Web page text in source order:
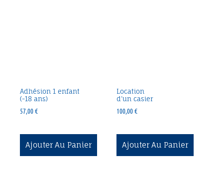
Adhésion 1 enfant
(-18 ans)
57,00€
Ajouter Au Panier
Location
d’un casier
100,00€
Ajouter Au Panier